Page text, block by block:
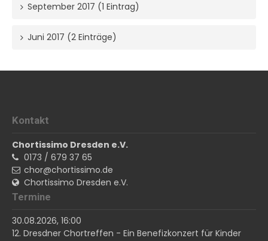
September 2017 (1 Eintrag)
Juni 2017 (2 Einträge)
Kontakt
Chortissimo Dresden e.V.
0173 / 679 37 65
chor@chortissimo.de
Chortissimo Dresden e.V.
Termine
30.08.2026, 16:00
12. Dresdner Chortreffen - Ein Benefizkonzert für Kinder